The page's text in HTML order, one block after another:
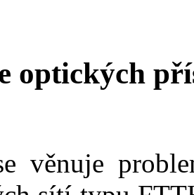
optických
věnuje